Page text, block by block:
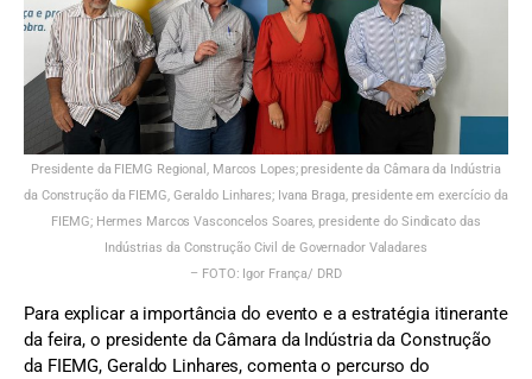
Presidente da FIEMG Regional, Marcos Lopes; presidente da Câmara da Indústria
da Construção da FIEMG, Geraldo Linhares; Ivana Braga, presidente em exercício da
FIEMG; Hermes Marcos Vasconcelos Soares, presidente do Sindicato das
Indústrias da Construção Civil de Governador Valadares
– FOTO: Igor França/ DRD
Para explicar a importância do evento e a estratégia itinerante
da feira, o presidente da Câmara da Indústria da Construção
da FIEMG, Geraldo Linhares, comenta o percurso do